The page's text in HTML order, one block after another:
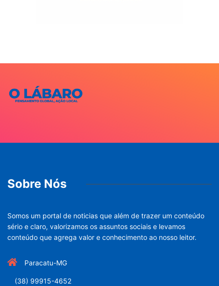
Sobre Nós
Somos um portal de noticias que além de trazer um conteúdo
sério e claro, valorizamos os assuntos sociais e levamos
conteúdo que agrega valor e conhecimento ao nosso leitor.
Paracatu-MG
(38) 99915-4652